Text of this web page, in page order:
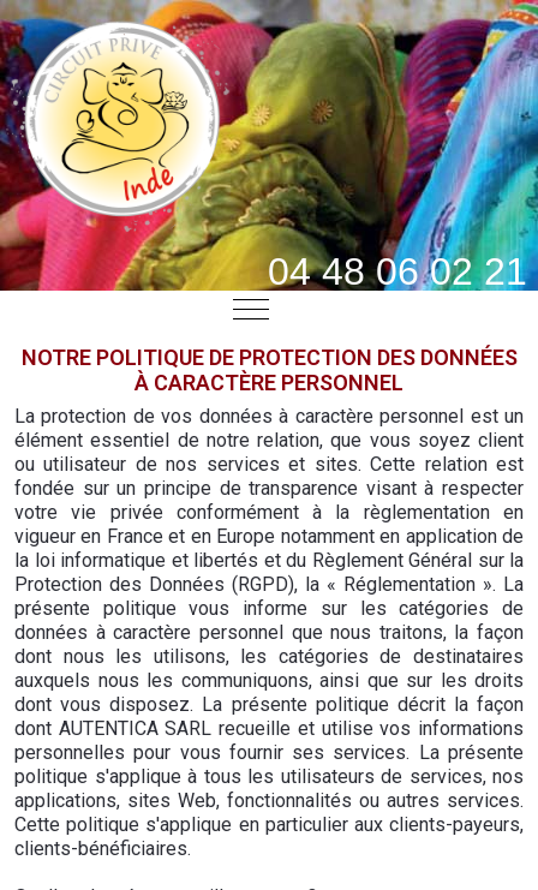
04 48 06 02 21
Mobile Menu Toggle
NOTRE POLITIQUE DE PROTECTION DES DONNÉES
À CARACTÈRE PERSONNEL
La protection de vos données à caractère personnel est un
élément essentiel de notre relation, que vous soyez client
ou utilisateur de nos services et sites. Cette relation est
fondée sur un principe de transparence visant à respecter
votre vie privée conformément à la règlementation en
vigueur en France et en Europe notamment en application de
la loi informatique et libertés et du Règlement Général sur la
Protection des Données (RGPD), la « Réglementation ». La
présente politique vous informe sur les catégories de
données à caractère personnel que nous traitons, la façon
dont nous les utilisons, les catégories de destinataires
auxquels nous les communiquons, ainsi que sur les droits
dont vous disposez. La présente politique décrit la façon
dont AUTENTICA SARL recueille et utilise vos informations
personnelles pour vous fournir ses services. La présente
politique s'applique à tous les utilisateurs de services, nos
applications, sites Web, fonctionnalités ou autres services.
Cette politique s'applique en particulier aux clients-payeurs,
clients-bénéficiaires.